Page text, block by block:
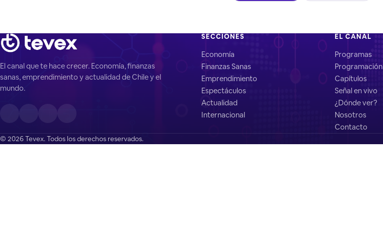
El canal que te hace crecer. Economía, finanzas
sanas, emprendimiento y actualidad de Chile y el
mundo.
SECCIONES
Economía
Finanzas Sanas
Emprendimiento
Espectáculos
Actualidad
Internacional
EL CANAL
Programas
Programación
Capítulos
Señal en vivo
¿Dónde ver?
Nosotros
Contacto
© 2026 Tevex. Todos los derechos reservados.